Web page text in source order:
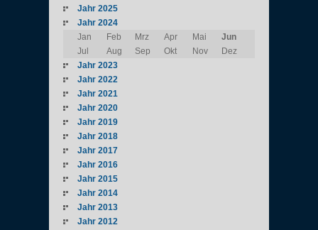
Jahr 2025
Jahr 2024
Jan
Feb Mrz Apr Mai
Jun
Jul
Aug Sep Okt Nov
Dez
Jahr 2023
Jahr 2022
Jahr 2021
Jahr 2020
Jahr 2019
Jahr 2018
Jahr 2017
Jahr 2016
Jahr 2015
Jahr 2014
Jahr 2013
Jahr 2012